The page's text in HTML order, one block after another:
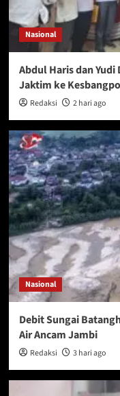
Nasional
Abdul Haris dan Yudi
Jaktim ke
Redaksi 2 hari ago
Nasional
Debit Sungai
Air Ancam Jambi
Redaksi 3 hari ago